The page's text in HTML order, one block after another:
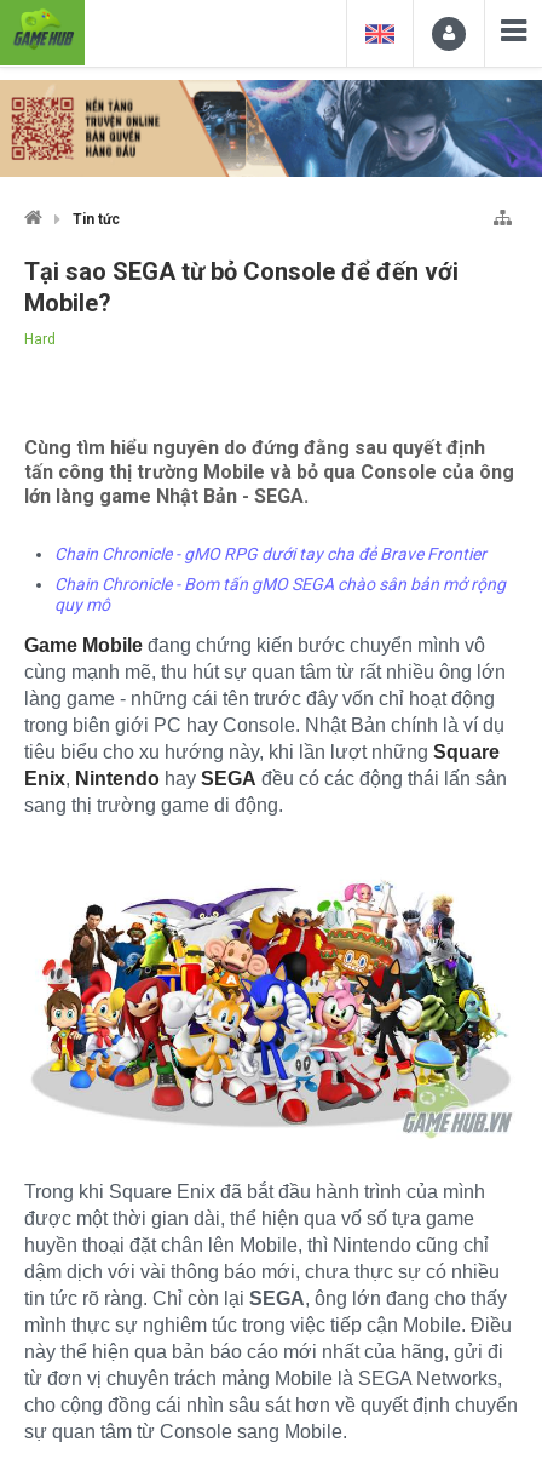
Tin tức
Tại sao SEGA từ bỏ Console để đến với
Mobile?
Hard
Cùng tìm hiểu nguyên do đứng đằng sau quyết định
tấn công thị trường Mobile và bỏ qua Console của ông
lớn làng game Nhật Bản - SEGA.
Chain Chronicle - gMO RPG dưới tay cha đẻ Brave Frontier
Chain Chronicle - Bom tấn gMO SEGA chào sân bản mở rộng
quy mô
Game Mobile đang chứng kiến bước chuyển mình vô
cùng mạnh mẽ, thu hút sự quan tâm từ rất nhiều ông lớn
làng game - những cái tên trước đây vốn chỉ hoạt động
trong biên giới PC hay Console. Nhật Bản chính là ví dụ
tiêu biểu cho xu hướng này, khi lần lượt những Square
Enix, Nintendo hay SEGA đều có các động thái lấn sân
sang thị trường game di động.
Trong khi Square Enix đã bắt đầu hành trình của mình
được một thời gian dài, thể hiện qua vố số tựa game
huyền thoại đặt chân lên Mobile, thì Nintendo cũng chỉ
dậm dịch với vài thông báo mới, chưa thực sự có nhiều
tin tức rõ ràng. Chỉ còn lại SEGA, ông lớn đang cho thấy
mình thực sự nghiêm túc trong việc tiếp cận Mobile. Điều
này thể hiện qua bản báo cáo mới nhất của hãng, gửi đi
từ đơn vị chuyên trách mảng Mobile là SEGA Networks,
cho cộng đồng cái nhìn sâu sát hơn về quyết định chuyển
sự quan tâm từ Console sang Mobile.